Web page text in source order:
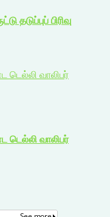
தடுப்புப் பிரிவு
டெல்லி வாலிபர்
டெல்லி வாலிபர்